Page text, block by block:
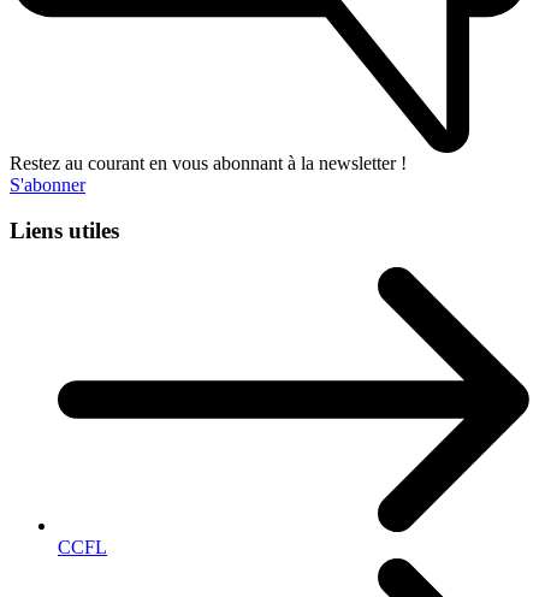
Restez au courant en vous abonnant à la newsletter !
S'abonner
Liens utiles
CCFL